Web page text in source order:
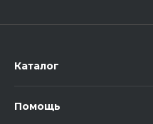
Каталог
Помощь